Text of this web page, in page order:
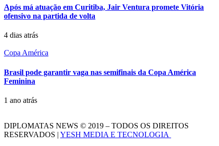
Após má atuação em Curitiba, Jair Ventura promete Vitória
ofensivo na partida de volta
4 dias atrás
Copa América
Brasil pode garantir vaga nas semifinais da Copa América
Feminina
1 ano atrás
DIPLOMATAS NEWS © 2019 – TODOS OS DIREITOS
RESERVADOS | YESH MEDIA E TECNOLOGIA